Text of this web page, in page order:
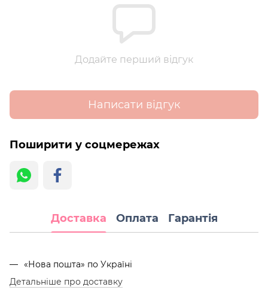
Додайте перший відгук
Написати відгук
Поширити у соцмережах
Доставка Оплата Гарантія
«Нова пошта» по Україні
Детальніше про доставку